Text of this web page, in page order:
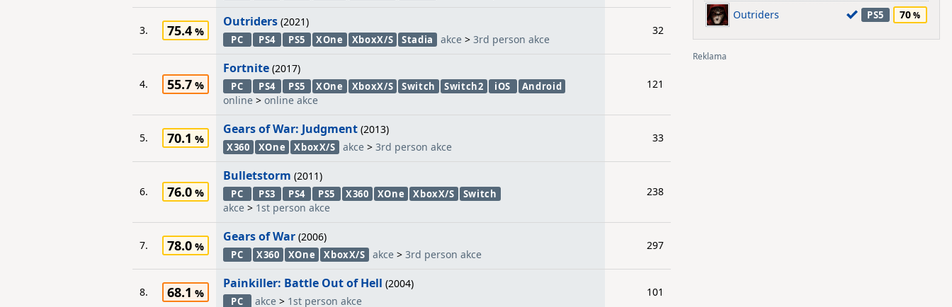
3. 75.4
Outriders (2021)
PC PS4 PS5 XOne XboxX/S Stadia akce >3rd person akce
32
4. 55.7
Fortnite (2017)
PC PS4 PS5 XOne XboxX/S Switch Switch2 iOS Android
online > online akce
121
5. 70.1
Gears of War: Judgment (2013)
X360 XOne XboxX/S akce> 3rd person akce
33
6. 76.0
Bulletstorm (2011)
PC PS3 PS4 PS5 X360 XOne XboxX/S Switch
akce > 1st person akce
238
7. 78.0
Gears of War (2006)
PC X360 XOne XboxX/S akce> 3rd person akce
297
8. 68.1
Painkiller: Battle Out of Hell (2004)
PC akce > 1st person akce
101
Outriders PS5 70